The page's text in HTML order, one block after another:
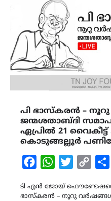
പി ഭാസ്കരൻ –
ജന്മശതാബ്ദി
ഏപ്രിൽ 21 വൈകീട്ട്
കൊടുങ്ങല്ലൂർ
FacebookWhatsAppTwitterCopy
ടി എൻ ജോയ്
ഭാസ്കരൻ – നൂറു